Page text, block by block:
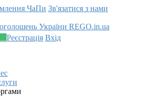
ЧаПи Зв'язатися з нами
Реєстрація Вхід